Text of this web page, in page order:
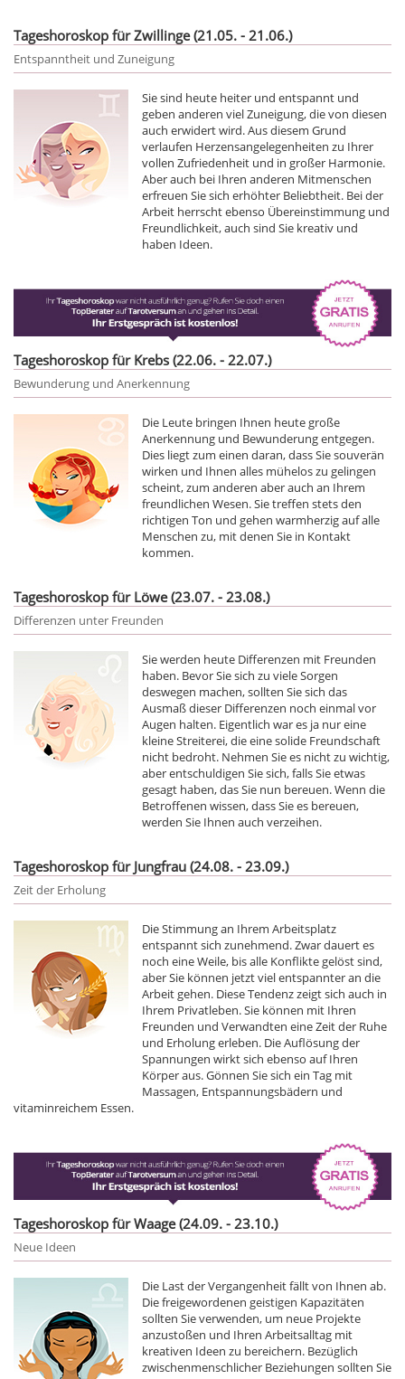
Tageshoroskop für Zwillinge (21.05. - 21.06.)
Entspanntheit und Zuneigung
Sie sind heute heiter und entspannt und
geben anderen viel Zuneigung, die von diesen
auch erwidert wird. Aus diesem Grund
verlaufen Herzensangelegenheiten zu Ihrer
vollen Zufriedenheit und in großer Harmonie.
Aber auch bei Ihren anderen Mitmenschen
erfreuen Sie sich erhöhter Beliebtheit. Bei der
Arbeit herrscht ebenso Übereinstimmung und
Freundlichkeit, auch sind Sie kreativ und
haben Ideen.
Tageshoroskop für Krebs (22.06. - 22.07.)
Bewunderung und Anerkennung
Die Leute bringen Ihnen heute große
Anerkennung und Bewunderung entgegen.
Dies liegt zum einen daran, dass Sie souverän
wirken und Ihnen alles mühelos zu gelingen
scheint, zum anderen aber auch an Ihrem
freundlichen Wesen. Sie treffen stets den
richtigen Ton und gehen warmherzig auf alle
Menschen zu, mit denen Sie in Kontakt
kommen.
Tageshoroskop für Löwe (23.07. - 23.08.)
Differenzen unter Freunden
Sie werden heute Differenzen mit Freunden
haben. Bevor Sie sich zu viele Sorgen
deswegen machen, sollten Sie sich das
Ausmaß dieser Differenzen noch einmal vor
Augen halten. Eigentlich war es ja nur eine
kleine Streiterei, die eine solide Freundschaft
nicht bedroht. Nehmen Sie es nicht zu wichtig,
aber entschuldigen Sie sich, falls Sie etwas
gesagt haben, das Sie nun bereuen. Wenn die
Betroffenen wissen, dass Sie es bereuen,
werden Sie Ihnen auch verzeihen.
Tageshoroskop für Jungfrau (24.08. - 23.09.)
Zeit der Erholung
Die Stimmung an Ihrem Arbeitsplatz
entspannt sich zunehmend. Zwar dauert es
noch eine Weile, bis alle Konflikte gelöst sind,
aber Sie können jetzt viel entspannter an die
Arbeit gehen. Diese Tendenz zeigt sich auch in
Ihrem Privatleben. Sie können mit Ihren
Freunden und Verwandten eine Zeit der Ruhe
und Erholung erleben. Die Auflösung der
Spannungen wirkt sich ebenso auf Ihren
Körper aus. Gönnen Sie sich ein Tag mit
Massagen, Entspannungsbädern und
vitaminreichem Essen.
Tageshoroskop für Waage (24.09. - 23.10.)
Neue Ideen
Die Last der Vergangenheit fällt von Ihnen ab.
Die freigewordenen geistigen Kapazitäten
sollten Sie verwenden, um neue Projekte
anzustoßen und Ihren Arbeitsalltag mit
kreativen Ideen zu bereichern. Bezüglich
zwischenmenschlicher Beziehungen sollten Sie